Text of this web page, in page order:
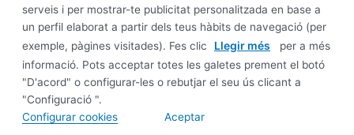
serveis i per mostrar-te publicitat personalitzada en base a
un perfil elaborat a partir dels teus hàbits de navegació (per
exemple, pàgines visitades). Fes clic
Llegir més
per a més
informació. Pots acceptar totes les galetes prement el botó
"D'acord" o configurar-les o rebutjar el seu ús clicant a
"Configuració ".
Configurar cookies
Aceptar